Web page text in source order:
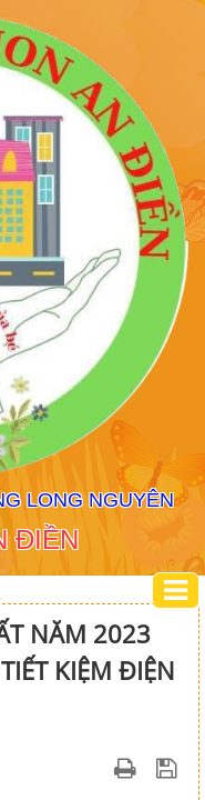
LONG NGUYÊN
ĐIỀN
NĂM 2023
KIỆM ĐIỆN